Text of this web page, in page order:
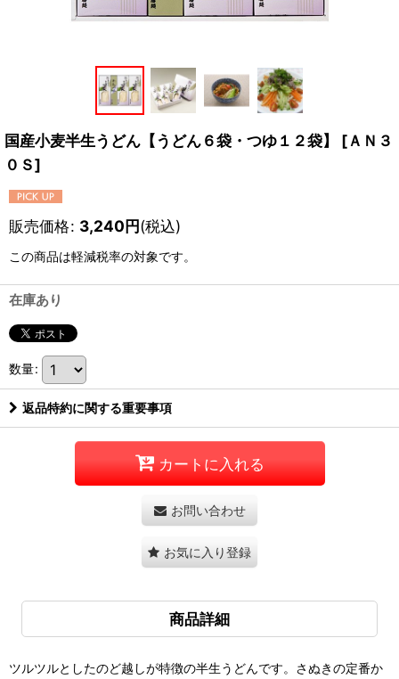
国産小麦半生うどん【うどん６袋・つゆ１２袋】 [ＡＮ３
０Ｓ]
販売価格: 3,240円(税込)
この商品は軽減税率の対象です。
在庫あり
数量:
返品特約に関する重要事項
カートに入れる
お問い合わせ
お気に入り登録
商品詳細
ツルツルとしたのど越しが特徴の半生うどんです。さぬきの定番か